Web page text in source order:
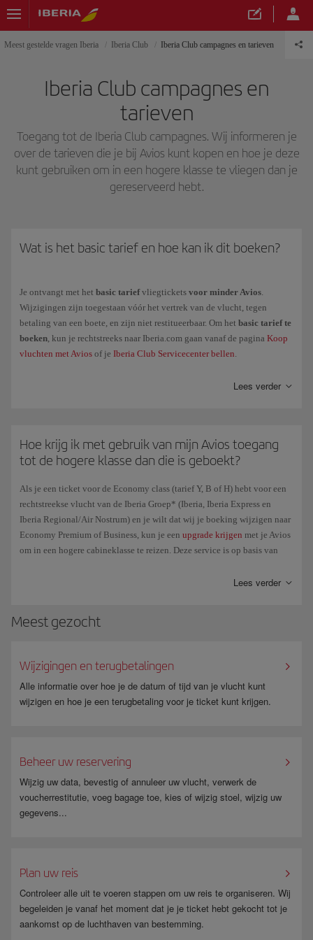
Meest gestelde vragen Iberia Iberia Club Iberia Club campagnes en tarieven
Iberia Club campagnes en
tarieven
Toegang tot de Iberia Club campagnes. Wij informeren je
over de tarieven die je bij Avios kunt kopen en hoe je deze
kunt gebruiken om in een hogere klasse te vliegen dan je
gereserveerd hebt.
Wat is het basic tarief en hoe kan ik dit boeken?
Je ontvangt met het basic tariefvliegtickets voor minder Avios.
Wijzigingen zijn toegestaan vóór het vertrek van de vlucht, tegen
betaling van een boete, en zijn niet restitueerbaar. Om het basic tarief te
boeken, kun je rechtstreeks naar Iberia.com gaan vanaf de pagina Koop
vluchten met Avios of je Iberia Club Servicecenter bellen.
Lees verder
Hoe krijg ik met gebruik van mijn Avios toegang
tot de hogere klasse dan die is geboekt?
Als je een ticket voor de Economy class (tarief Y, B of H) hebt voor een
rechtstreekse vlucht van de Iberia Groep* (Iberia, Iberia Express en
Iberia Regional/Air Nostrum) en je wilt dat wij je boeking wijzigen naar
Economy Premium of Business, kun je een upgrade krijgen met je Avios
om in een hogere cabineklasse te reizen. Deze service is op basis van
Lees verder
Meest gezocht
Wijzigingen en terugbetalingen
Alle informatie over hoe je de datum of tijd van je vlucht kunt
wijzigen en hoe je een terugbetaling voor je ticket kunt krijgen.
Beheer uw reservering
Wijzig uw data, bevestig of annuleer uw vlucht, verwerk de
voucherrestitutie, voeg bagage toe, kies of wijzig stoel, wijzig uw
gegevens...
Plan uw reis
Controleer alle uit te voeren stappen om uw reis te organiseren. Wij
begeleiden je vanaf het moment dat je je ticket hebt gekocht tot je
aankomst op de luchthaven van bestemming.